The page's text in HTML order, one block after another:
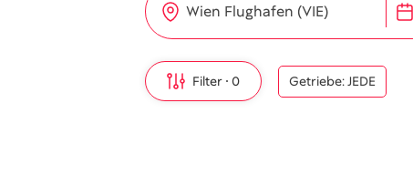
Wien Flughafen (VIE)
Filter 0 Getriebe: JEDE